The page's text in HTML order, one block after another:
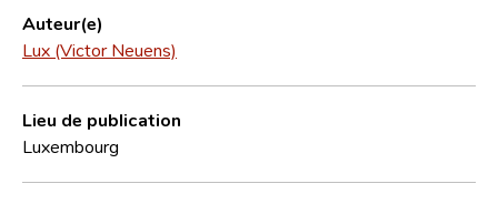
Auteur(e)
Lux (Victor Neuens)
Lieu de publication
Luxembourg